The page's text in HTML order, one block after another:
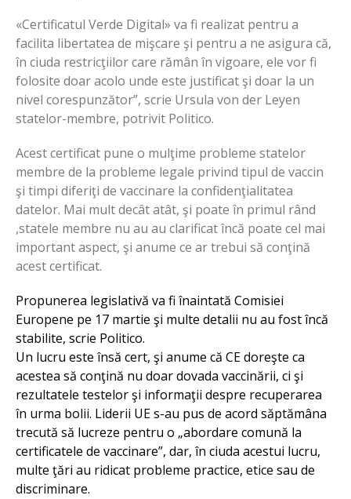
«Certificatul Verde Digital» va fi realizat pentru a
facilita libertatea de mişcare şi pentru a ne asigura că,
în ciuda restricţiilor care rămân în vigoare, ele vor fi
folosite doar acolo unde este justificat şi doar la un
nivel corespunzător”, scrie Ursula von der Leyen
statelor-membre, potrivit Politico.
Acest certificat pune o mulţime probleme statelor
membre de la probleme legale privind tipul de vaccin
şi timpi diferiţi de vaccinare la confidenţialitatea
datelor. Mai mult decât atât, şi poate în primul rând
,statele membre nu au au clarificat încă poate cel mai
important aspect, şi anume ce ar trebui să conţină
acest certificat.
Propunerea legislativă va fi înaintată Comisiei
Europene pe 17 martie şi multe detalii nu au fost încă
stabilite, scrie Politico.
Un lucru este însă cert, şi anume că CE doreşte ca
acestea să conţină nu doar dovada vaccinării, ci şi
rezultatele testelor şi informaţii despre recuperarea
în urma bolii. Liderii UE s-au pus de acord săptămâna
trecută să lucreze pentru o „abordare comună la
certificatele de vaccinare”, dar, în ciuda acestui lucru,
multe ţări au ridicat probleme practice, etice sau de
discriminare.